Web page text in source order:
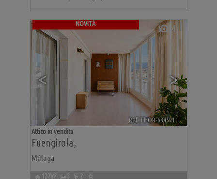
NOVITÀ
< >
4
Ref. THOR-634591 🔗
Fuengirola,
Málaga
Attico in vendita
127m² 3 2